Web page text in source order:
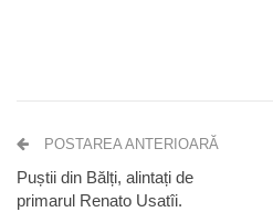
POSTAREA ANTERIOARĂ
Puștii din Bălți, alintați de
primarul Renato Usatîi.